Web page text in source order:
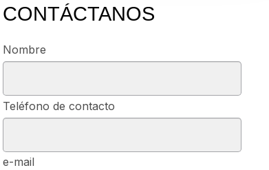
CONTÁCTANOS
Nombre
Teléfono de contacto
e-mail